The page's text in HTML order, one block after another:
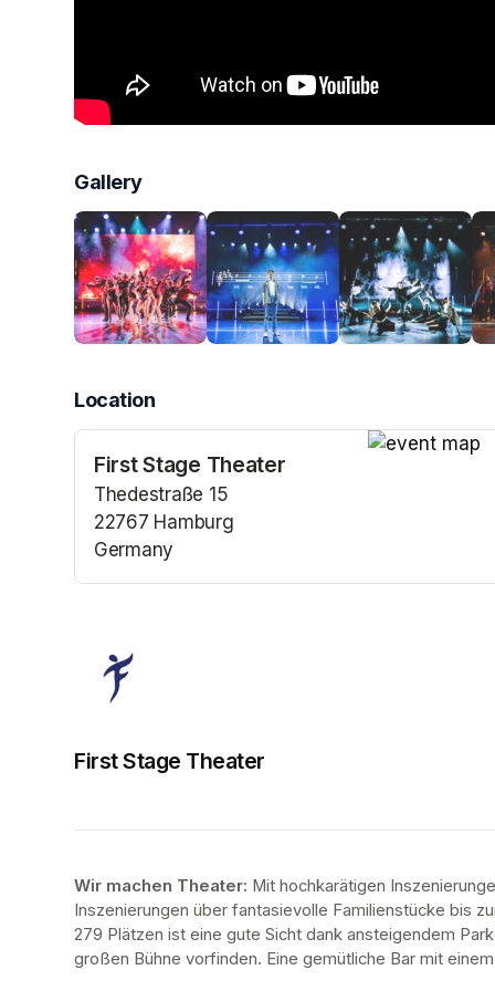
Gallery
Location
First Stage Theater
Thedestraße 15
22767 Hamburg
Germany
(opens in a new tab)
First Stage Theater
Wir machen Theater: Mit hochkarätigen
Inszenierungen über fantasievolle Familienstücke bis
279 Plätzen ist eine gute Sicht dank ansteigendem
großen Bühne vorfinden. Eine gemütliche Bar mit